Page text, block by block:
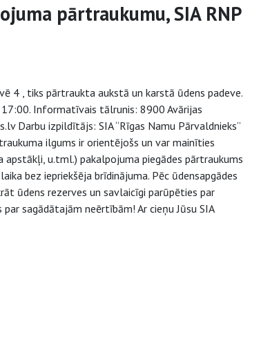
pārtraukumu, SIA RNP
4 , tiks pārtraukta aukstā un karstā ūdens padeve.
Informatīvais tālrunis: 8900 Avārijas
Darbu izpildītājs: SIA “Rīgas Namu Pārvaldnieks”
ilgums ir orientējošs un var mainīties
u.tml.) pakalpojuma piegādes pārtraukums
bez iepriekšēja brīdinājuma. Pēc ūdensapgādes
ūdens rezerves un savlaicīgi parūpēties par
sagādātajām neērtībām! Ar cieņu Jūsu SIA